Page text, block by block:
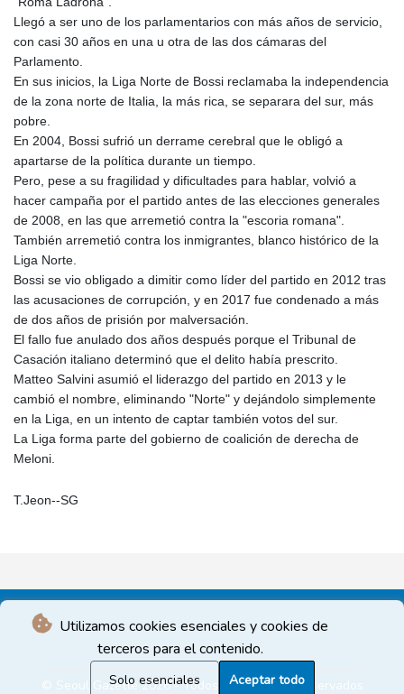
Utilizamos cookies esenciales y cookies de
terceros para el contenido.
Solo esenciales Aceptar todo
Llegó a ser uno de los parlamentarios con más años de servicio,
con casi 30 años en una u otra de las dos cámaras del
Parlamento.
En sus inicios, la Liga Norte de Bossi reclamaba la independencia
de la zona norte de Italia, la más rica, se separara del sur, más
pobre.
En 2004, Bossi sufrió un derrame cerebral que le obligó a
apartarse de la política durante un tiempo.
Pero, pese a su fragilidad y dificultades para hablar, volvió a
hacer campaña por el partido antes de las elecciones generales
de 2008, en las que arremetió contra la "escoria romana".
También arremetió contra los inmigrantes, blanco histórico de la
Liga Norte.
Bossi se vio obligado a dimitir como líder del partido en 2012 tras
las acusaciones de corrupción, y en 2017 fue condenado a más
de dos años de prisión por malversación.
El fallo fue anulado dos años después porque el Tribunal de
Casación italiano determinó que el delito había prescrito.
Matteo Salvini asumió el liderazgo del partido en 2013 y le
cambió el nombre, eliminando "Norte" y dejándolo simplemente
en la Liga, en un intento de captar también votos del sur.
La Liga forma parte del gobierno de coalición de derecha de
Meloni.
T.Jeon--SG
© Seoul Gazette 2026 - Todos los derechos reservados